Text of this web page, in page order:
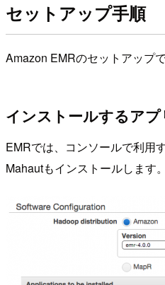
セットアップ手順
Amazon EMRのセットアップ
インストールするア
EMRでは、コンソールで利用
Mahautもインストールします。